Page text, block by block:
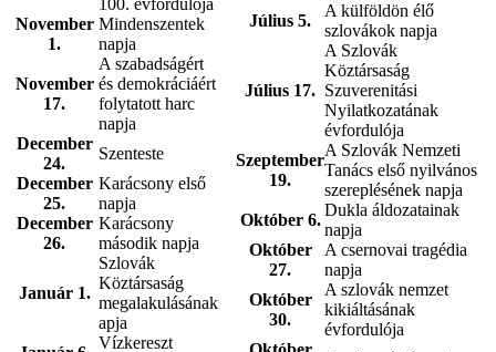
100. évfordulója
November
1.
Mindenszentek
napja
November
17.
A szabadságért
és demokráciáért
folytatott harc
napja
December
24.
Szenteste
December
25.
Karácsony első
napja
December
26.
Karácsony
második napja
Január 1.
Szlovák
Köztársaság
megalakulásának
apja
Vízkereszt
Július 5.
A külföldön élő
szlovákok napja
Július 17.
A Szlovák
Köztársaság
Szuverenitási
Nyilatkozatának
évfordulója
Szeptember
19.
A Szlovák Nemzeti
Tanács első nyilvános
szereplésének napja
Október 6.
Dukla áldozatainak
napja
Október
27.
A csernovai tragédia
napja
Október
30.
A szlovák nemzet
kikiáltásának
évfordulója